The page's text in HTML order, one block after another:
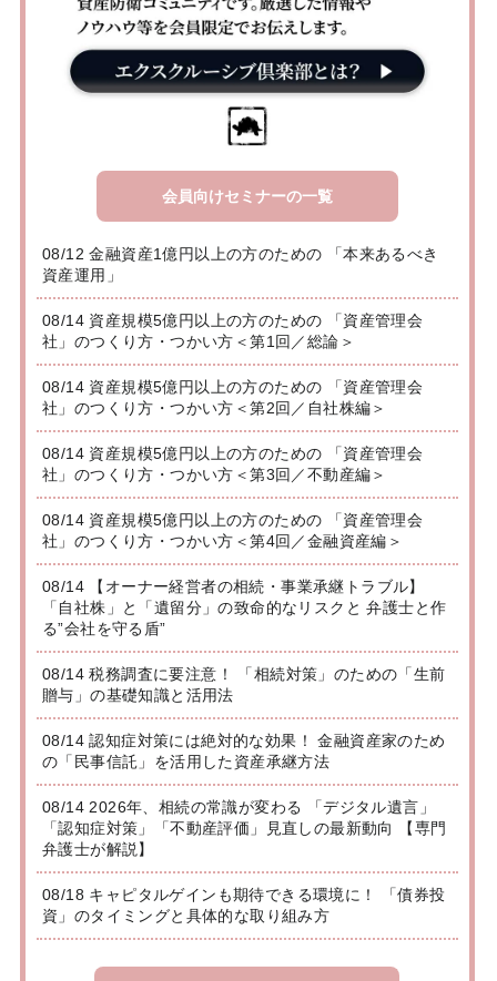
会員向けセミナーの一覧
08/12 金融資産1億円以上の方のための 「本来あるべき
資産運用」
08/14 資産規模5億円以上の方のための 「資産管理会
社」のつくり方・つかい方＜第1回／総論＞
08/14 資産規模5億円以上の方のための 「資産管理会
社」のつくり方・つかい方＜第2回／自社株編＞
08/14 資産規模5億円以上の方のための 「資産管理会
社」のつくり方・つかい方＜第3回／不動産編＞
08/14 資産規模5億円以上の方のための 「資産管理会
社」のつくり方・つかい方＜第4回／金融資産編＞
08/14 【オーナー経営者の相続・事業承継トラブル】
「自社株」と「遺留分」の致命的なリスクと 弁護士と作
る”会社を守る盾”
08/14 税務調査に要注意！ 「相続対策」のための「生前
贈与」の基礎知識と活用法
08/14 認知症対策には絶対的な効果！ 金融資産家のため
の「民事信託」を活用した資産承継方法
08/14 2026年、相続の常識が変わる 「デジタル遺言」
「認知症対策」「不動産評価」見直しの最新動向 【専門
弁護士が解説】
08/18 キャピタルゲインも期待できる環境に！ 「債券投
資」のタイミングと具体的な取り組み方